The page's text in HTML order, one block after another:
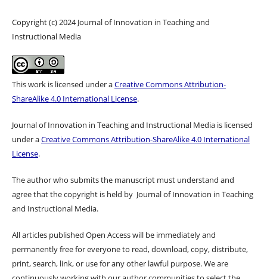
Copyright (c) 2024 Journal of Innovation in Teaching and
Instructional Media
This work is licensed under aCreative Commons Attribution-
ShareAlike 4.0 International License.
Journal of Innovation in Teaching and Instructional Media is licensed
under aCreative Commons Attribution-ShareAlike 4.0 International
License.
The author who submits the manuscript must understand and
agree that the copyright is held by Journal of Innovation in Teaching
and Instructional Media.
All articles published Open Access will be immediately and
permanently free for everyone to read, download, copy, distribute,
print, search, link, or use for any other lawful purpose. We are